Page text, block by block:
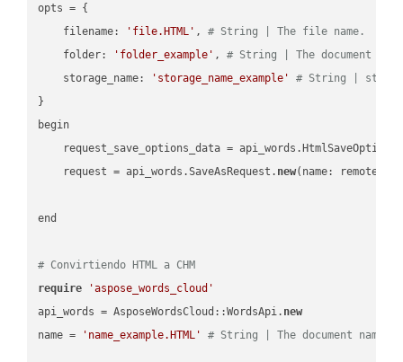
opts = {
    filename:
'file.HTML' , # String | The file name.
    folder:
'folder_example' , # String | The document
    storage_name:
'storage_name_example'
# String |
}
begin
request_save_options_data =
    request = api_words.SaveAsRequest.
new(name:
end
# Convirtiendo HTML a CHM
require
'aspose_words_cloud'
api_words = AsposeWordsCloud::WordsApi. new
name =
'name_example.HTML' # String | The document name.